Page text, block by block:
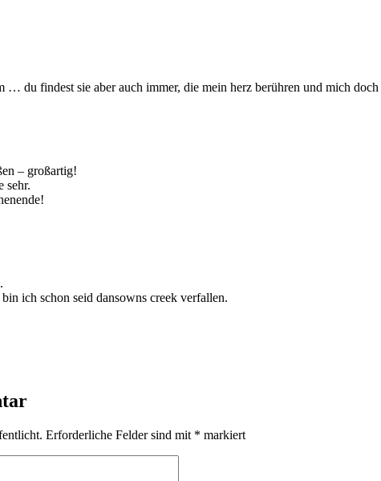
… du findest sie aber auch immer, die mein herz berühren und mich
– großartig!
sehr.
ich schon seid dansowns creek verfallen.
Erforderliche Felder sind mit * markiert